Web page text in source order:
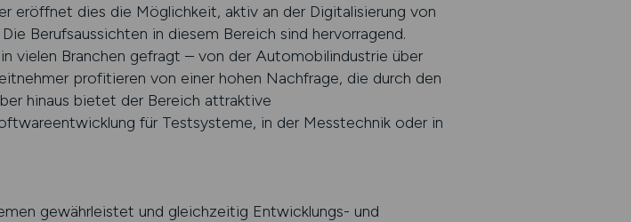
eröffnet dies die Möglichkeit, aktiv an der Digitalisierung von
Berufsaussichten in diesem Bereich sind hervorragend.
vielen Branchen gefragt – von der Automobilindustrie über
profitieren von einer hohen Nachfrage, die durch den
hinaus bietet der Bereich attraktive
für Testsysteme, in der Messtechnik oder in
gewährleistet und gleichzeitig Entwicklungs- und